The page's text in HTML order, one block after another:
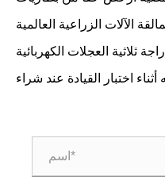
الليثيوم؟
الزراعية العالمية
في أمريكا اللاتينية
العجلات الكهربائية
القيادة عند شراء